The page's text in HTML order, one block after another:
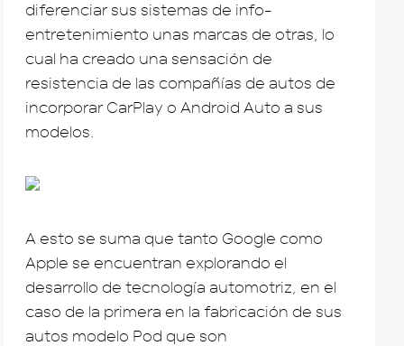
diferenciar sus sistemas de info-
entretenimiento unas marcas de otras, lo
cual ha creado una sensación de
resistencia de las compañías de autos de
incorporar CarPlay o Android Auto a sus
modelos.
A esto se suma que tanto Google como
Apple se encuentran explorando el
desarrollo de tecnología automotriz, en el
caso de la primera en la fabricación de sus
autos modelo Pod que son